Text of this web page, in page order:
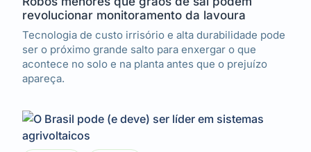
revolucionar monitoramento da lavoura
Tecnologia de custo irrisório e alta durabilidade pode
ser o próximo grande salto para enxergar o que
acontece no solo e na planta antes que o prejuízo
apareça.